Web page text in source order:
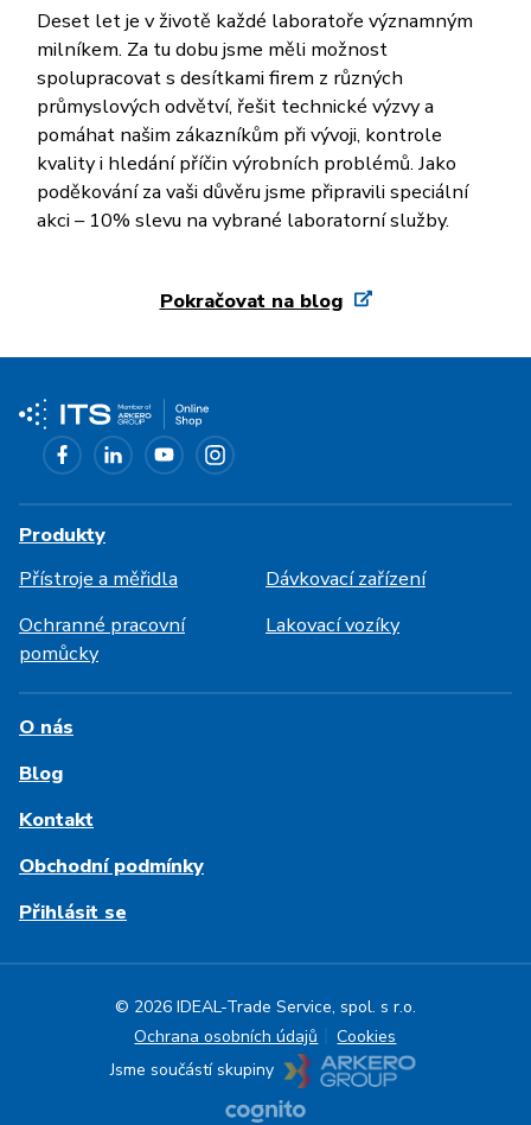
Deset let je v životě každé laboratoře významným
milníkem. Za tu dobu jsme měli možnost
spolupracovat s desítkami firem z různých
průmyslových odvětví, řešit technické výzvy a
pomáhat našim zákazníkům při vývoji, kontrole
kvality i hledání příčin výrobních problémů. Jako
poděkování za vaši důvěru jsme připravili speciální
akci – 10% slevu na vybrané laboratorní služby.
Pokračovat na blog
Produkty
Přístroje a měřidla
Dávkovací zařízení
Ochranné pracovní
pomůcky
Lakovací vozíky
O nás
Blog
Kontakt
Obchodní podmínky
Přihlásit se
© 2026 IDEAL-Trade Service, spol. s r.o.
Ochrana osobních údajů
Cookies
Jsme součástí skupiny